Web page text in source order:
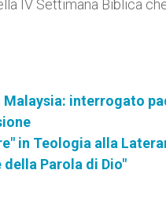
IV Settimana Biblica
Malaysia: interrogato
in Teologia alla
Parola di Dio"